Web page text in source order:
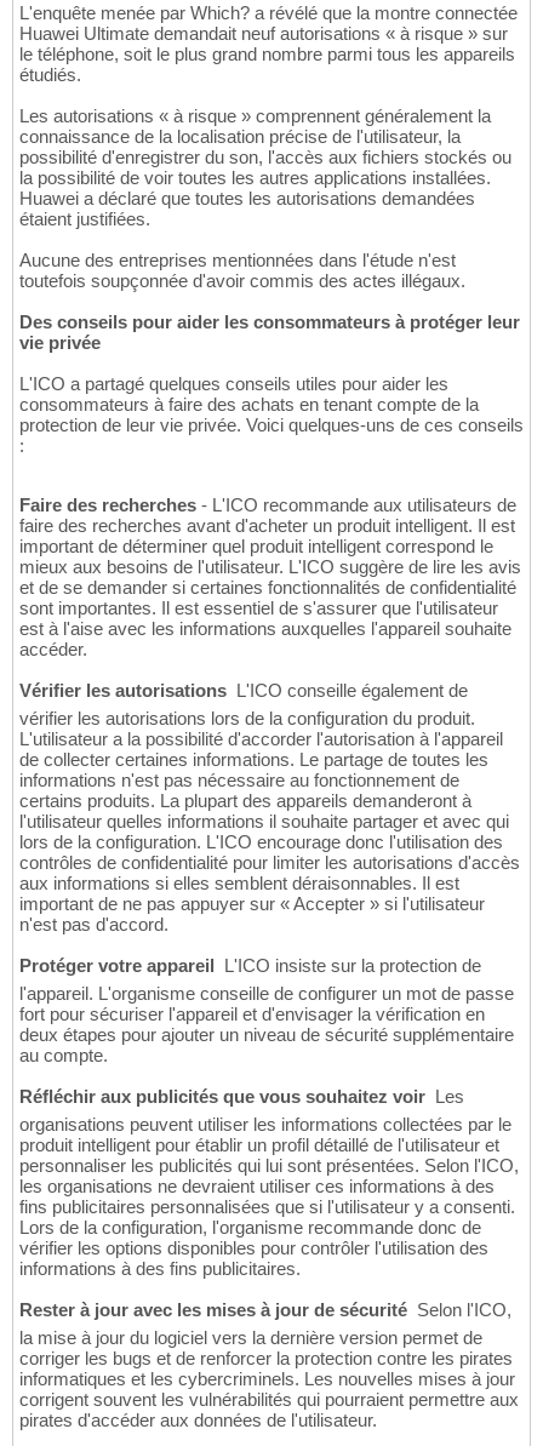
L'enquête menée par Which? a révélé que la montre connectée
Huawei Ultimate demandait neuf autorisations « à risque » sur
le téléphone, soit le plus grand nombre parmi tous les appareils
étudiés.
Les autorisations « à risque » comprennent généralement la
connaissance de la localisation précise de l'utilisateur, la
possibilité d'enregistrer du son, l'accès aux fichiers stockés ou
la possibilité de voir toutes les autres applications installées.
Huawei a déclaré que toutes les autorisations demandées
étaient justifiées.
Aucune des entreprises mentionnées dans l'étude n'est
toutefois soupçonnée d'avoir commis des actes illégaux.
Des conseils pour aider les consommateurs à protéger leur
vie privée
L'ICO a partagé quelques conseils utiles pour aider les
consommateurs à faire des achats en tenant compte de la
protection de leur vie privée. Voici quelques-uns de ces conseils
:
Faire des recherches - L'ICO recommande aux utilisateurs de
faire des recherches avant d'acheter un produit intelligent. Il est
important de déterminer quel produit intelligent correspond le
mieux aux besoins de l'utilisateur. L'ICO suggère de lire les avis
et de se demander si certaines fonctionnalités de confidentialité
sont importantes. Il est essentiel de s'assurer que l'utilisateur
est à l'aise avec les informations auxquelles l'appareil souhaite
accéder.
Vérifier les autorisations  L'ICO conseille également de
vérifier les autorisations lors de la configuration du produit.
L'utilisateur a la possibilité d'accorder l'autorisation à l'appareil
de collecter certaines informations. Le partage de toutes les
informations n'est pas nécessaire au fonctionnement de
certains produits. La plupart des appareils demanderont à
l'utilisateur quelles informations il souhaite partager et avec qui
lors de la configuration. L'ICO encourage donc l'utilisation des
contrôles de confidentialité pour limiter les autorisations d'accès
aux informations si elles semblent déraisonnables. Il est
important de ne pas appuyer sur « Accepter » si l'utilisateur
n'est pas d'accord.
Protéger votre appareil  L'ICO insiste sur la protection de
l'appareil. L'organisme conseille de configurer un mot de passe
fort pour sécuriser l'appareil et d'envisager la vérification en
deux étapes pour ajouter un niveau de sécurité supplémentaire
au compte.
Réfléchir aux publicités que vous souhaitez voir  Les
organisations peuvent utiliser les informations collectées par le
produit intelligent pour établir un profil détaillé de l'utilisateur et
personnaliser les publicités qui lui sont présentées. Selon l'ICO,
les organisations ne devraient utiliser ces informations à des
fins publicitaires personnalisées que si l'utilisateur y a consenti.
Lors de la configuration, l'organisme recommande donc de
vérifier les options disponibles pour contrôler l'utilisation des
informations à des fins publicitaires.
Rester à jour avec les mises à jour de sécurité  Selon l'ICO,
la mise à jour du logiciel vers la dernière version permet de
corriger les bugs et de renforcer la protection contre les pirates
informatiques et les cybercriminels. Les nouvelles mises à jour
corrigent souvent les vulnérabilités qui pourraient permettre aux
pirates d'accéder aux données de l'utilisateur.